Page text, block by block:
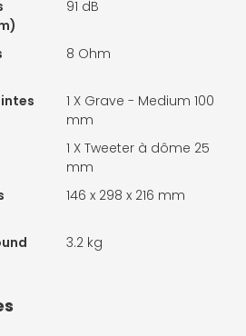
91 dB
8 Ohm
1 X Grave - Medium 100
mm
1 X Tweeter à dôme 25
mm
146 x 298 x 216 mm
3.2 kg